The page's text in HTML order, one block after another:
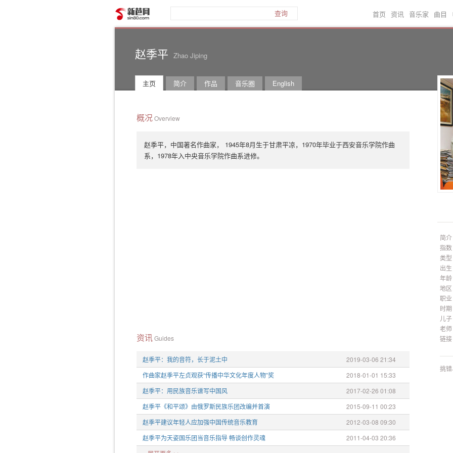
查询 首页 资讯 音乐家 曲目
赵季平 Zhao Jiping
主页 简介 作品 音乐圈 English
概况Overview
赵季平，中国著名作曲家， 1945年8月生于甘肃平凉，1970年毕业于西安音乐学院作曲
系，1978年入中央音乐学院作曲系进修。
资讯Guides
赵季平：我的音符，长于泥土中
2019-03-06 21:34
作曲家赵季平左贞观获“传播中华文化年度人物”奖
2018-01-01 15:33
赵季平：用民族音乐谱写中国风
2017-02-26 01:08
赵季平《和平颂》由俄罗斯民族乐团改编并首演
2015-09-11 00:23
赵季平建议年轻人应加强中国传统音乐教育
2012-03-08 09:30
赵季平为天姿国乐团当音乐指导 畅谈创作灵魂
2011-04-03 20:36
简
指
类
出
年
地
职
时
儿
老
链
挑